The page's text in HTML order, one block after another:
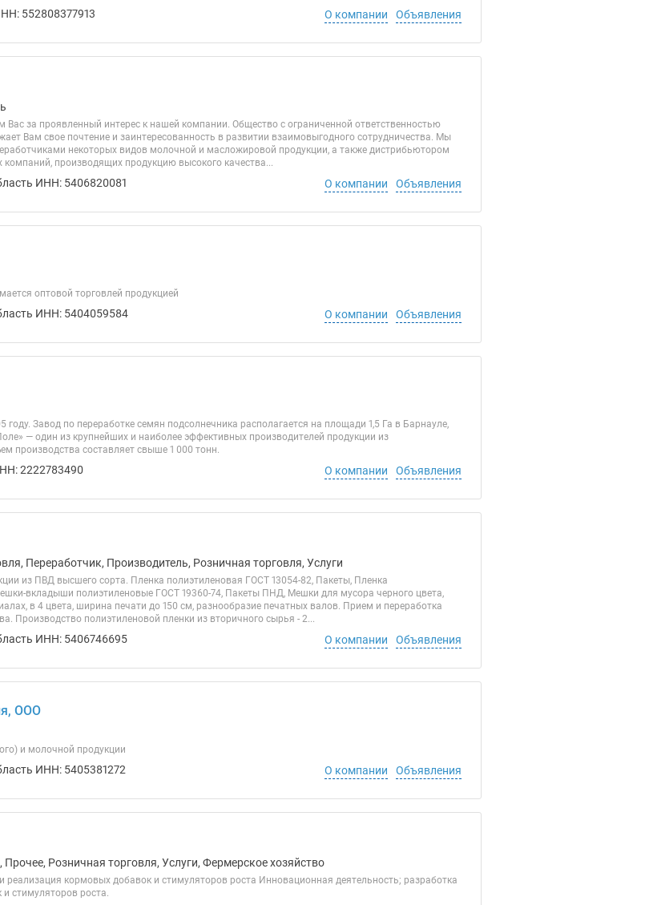
552808377913 О компании Объявления
за проявленный интерес к нашей компании. Общество с ограниченной ответственностью
Вам свое почтение и заинтересованность в развитии взаимовыгодного сотрудничества. Мы
некоторых видов молочной и масложировой продукции, а также дистрибьютором
компаний, производящих продукцию высокого качества...
ИНН: 5406820081 О компании Объявления
оптовой торговлей продукцией
ИНН: 5404059584 О компании Объявления
Завод по переработке семян подсолнечника располагается на площади 1,5 Га в Барнауле,
— один из крупнейших и наиболее эффективных производителей продукции из
производства составляет свыше 1 000 тонн.
2222783490 О компании Объявления
Переработчик, Производитель, Розничная торговля, Услуги
из ПВД высшего сорта. Пленка полиэтиленовая ГОСТ 13054-82, Пакеты, Пленка
вкладыши полиэтиленовые ГОСТ 19360-74, Пакеты ПНД, Мешки для мусора черного цвета,
в 4 цвета, ширина печати до 150 см, разнообразие печатных валов. Прием и переработка
Производство полиэтиленовой пленки из вторичного сырья - 2...
ИНН: 5406746695 О компании Объявления
ООО
и молочной продукции
ИНН: 5405381272 О компании Объявления
Розничная торговля, Услуги, Фермерское хозяйство
кормовых добавок и стимуляторов роста Инновационная деятельность; разработка
стимуляторов роста.